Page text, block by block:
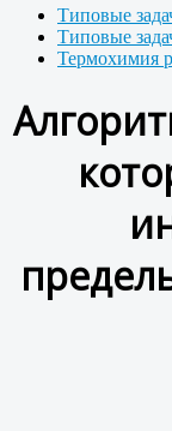
Типовые
Типовые
Термохимия